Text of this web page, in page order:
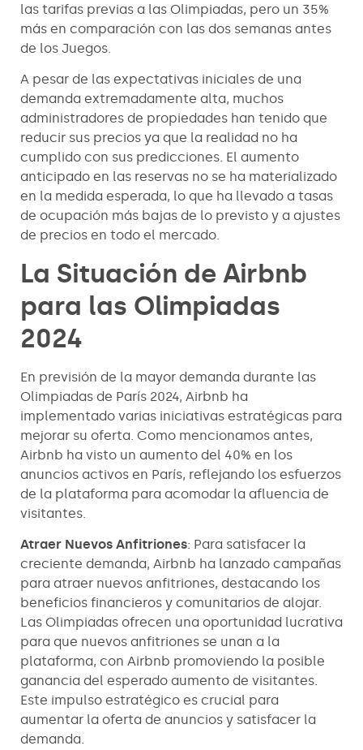
las tarifas previas a las Olimpiadas, pero un 35%
más en comparación con las dos semanas antes
de los Juegos.
A pesar de las expectativas iniciales de una
demanda extremadamente alta, muchos
administradores de propiedades han tenido que
reducir sus precios ya que la realidad no ha
cumplido con sus predicciones. El aumento
anticipado en las reservas no se ha materializado
en la medida esperada, lo que ha llevado a tasas
de ocupación más bajas de lo previsto y a ajustes
de precios en todo el mercado.
La Situación de Airbnb
para las Olimpiadas
2024
En previsión de la mayor demanda durante las
Olimpiadas de París 2024, Airbnb ha
implementado varias iniciativas estratégicas para
mejorar su oferta. Como mencionamos antes,
Airbnb ha visto un aumento del 40% en los
anuncios activos en París, reflejando los esfuerzos
de la plataforma para acomodar la afluencia de
visitantes.
Atraer Nuevos Anfitriones: Para satisfacer la
creciente demanda, Airbnb ha lanzado campañas
para atraer nuevos anfitriones, destacando los
beneficios financieros y comunitarios de alojar.
Las Olimpiadas ofrecen una oportunidad lucrativa
para que nuevos anfitriones se unan a la
plataforma, con Airbnb promoviendo la posible
ganancia del esperado aumento de visitantes.
Este impulso estratégico es crucial para
aumentar la oferta de anuncios y satisfacer la
demanda.